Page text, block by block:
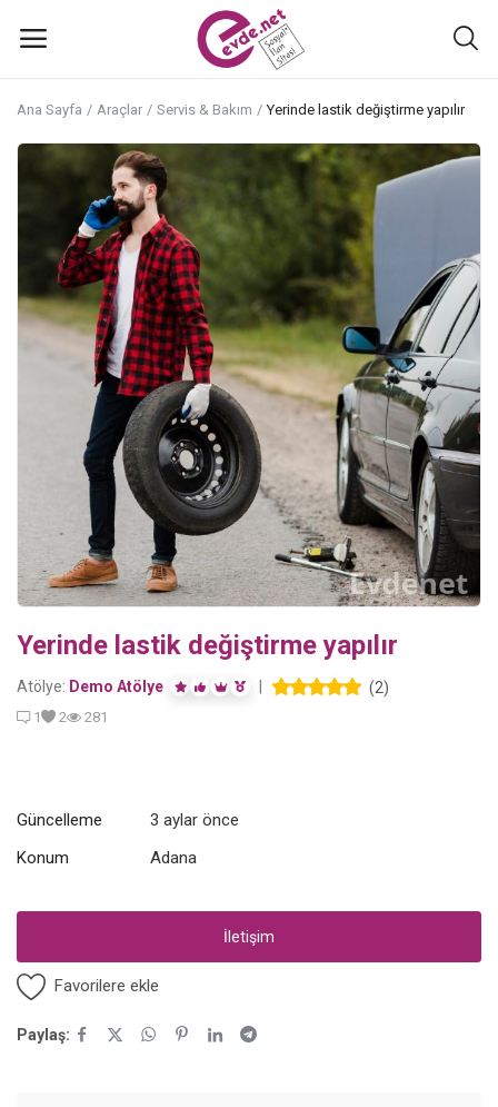
ekle
Ana Menü
Kategoriler
Ana Sayfa
Favoriler+
Atölyeler
Giriş Yap
Kaydol
Konum
Ana Sayfa Araçlar Servis & Bakım Yerinde lastik değiştirme yapılır
Yerinde lastik değiştirme yapılır
Atölye: Demo Atölye (2)
1 2 281
Güncelleme
3 aylar önce
Konum
Adana
İletişim
Favorilere ekle
Paylaş: